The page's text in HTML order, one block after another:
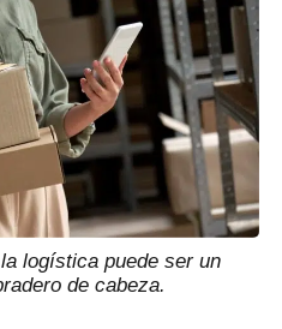
logística puede ser un
de cabeza.